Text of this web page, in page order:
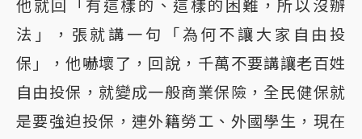
他就回「有這樣的、這樣的困難，所以沒辦
法」，張就講一句「為何不讓大家自由投
保」，他嚇壞了，回說，千萬不要講讓老百姓
自由投保，就變成一般商業保險，全民健保就
是要強迫投保，連外籍勞工、外國學生，現在